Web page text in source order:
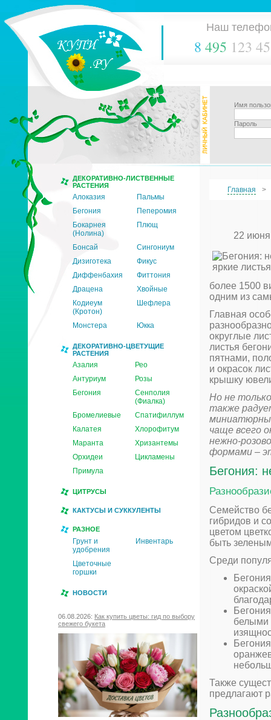
Наш
8 495 123
Имя
Пароль
ДЕКОРАТИВНО-ЛИСТВЕННЫЕ
РАСТЕНИЯ
Алоказия
Пальмы
Бегония
Пеперомия
Бокарнея
(Нолина)
Плющ
Бонсай
Сингониум
Дизиготека
Фикус
Диффенбахия
Фиттония
Драцена
Хвойные
Кодиеум
(Кротон)
Шефлера
Монстера Юкка
ДЕКОРАТИВНО-ЦВЕТУЩИЕ
РАСТЕНИЯ
Азалия
Рео
Антуриум
Розы
Бегония
Сенполия
(Фиалка)
Бромелиевые
Спатифиллум
Калатея
Хлорофитум
Маранта
Хризантемы
Орхидеи
Цикламены
Примула
ЦИТРУСЫ
КАКТУСЫ И СУККУЛЕНТЫ
РАЗНОЕ
Грунт и
удобрения
Инвентарь
Цветочные
горшки
НОВОСТИ
06.08.2026: Как купить цветы: гид по выбору
свежего букета
Главная
22
более 1500
одним из
Главная
округлые
листья
пятнами,
и окрасок
крышку
Но не
также
чаще всего
нежно-
формами –
Бегония:
Семейство
гибридов и
цветом
быть
Среди
белыми
Также
предлагают